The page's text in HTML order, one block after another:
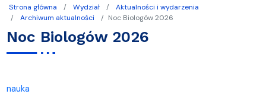
Strona główna Wydział
Aktualności i wydarzenia
Archiwum aktualności
Noc Biologów 2026
Noc Biologów 2026
nauka